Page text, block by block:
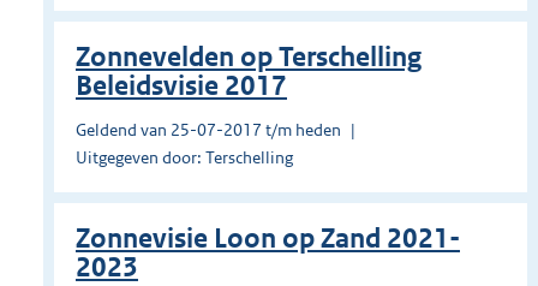
Zonnevelden op Terschelling
Beleidsvisie 2017
Geldend van 25-07-2017 t/m heden
Uitgegeven door: Terschelling
Zonnevisie Loon op Zand 2021-
2023